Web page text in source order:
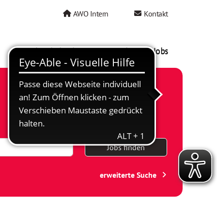
AWO Intern Kontakt
AWO als Arbeitgeber Mein AWO Jobs
Jobs finden
erweiterte Suche